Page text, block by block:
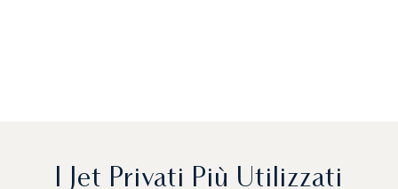
I Jet Privati Più Utilizzati